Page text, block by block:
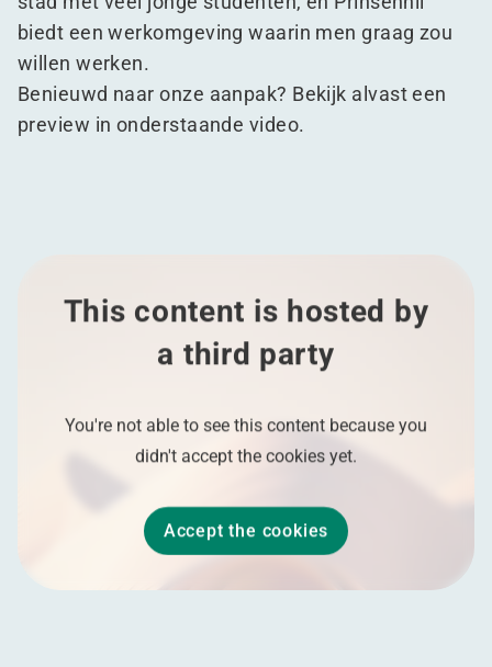
biedt een werkomgeving waarin men graag zou
willen werken.
Benieuwd naar onze aanpak? Bekijk alvast een
preview in onderstaande video.
This content is hosted by
a third party
You're not able to see this content because you
didn't accept the cookies yet.
Accept the cookies